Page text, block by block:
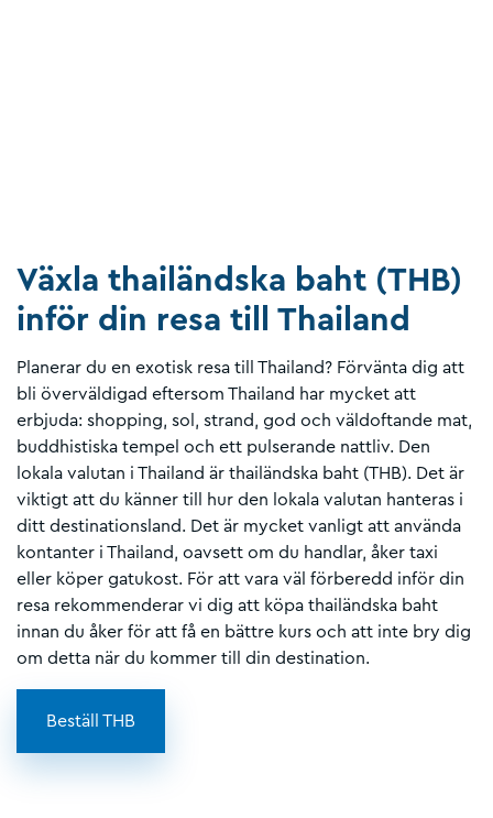
Växla thailändska baht (THB)
inför din resa till Thailand
Planerar du en exotisk resa till Thailand? Förvänta dig att
bli överväldigad eftersom Thailand har mycket att
erbjuda: shopping, sol, strand, god och väldoftande mat,
buddhistiska tempel och ett pulserande nattliv. Den
lokala valutan i Thailand är thailändska baht (THB). Det är
viktigt att du känner till hur den lokala valutan hanteras i
ditt destinationsland. Det är mycket vanligt att använda
kontanter i Thailand, oavsett om du handlar, åker taxi
eller köper gatukost. För att vara väl förberedd inför din
resa rekommenderar vi dig att köpa thailändska baht
innan du åker för att få en bättre kurs och att inte bry dig
om detta när du kommer till din destination.
Beställ THB